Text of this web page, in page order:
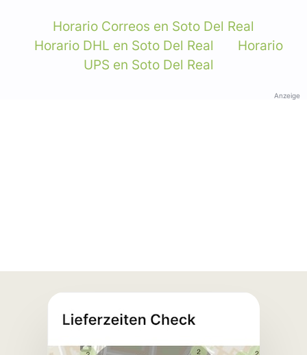
Horario Correos en Soto Del Real
Horario DHL en Soto Del Real
Horario
UPS en Soto Del Real
Anzeige